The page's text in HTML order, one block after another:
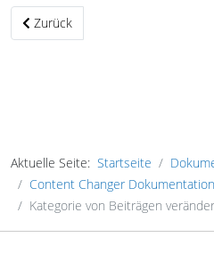
Vorheriger Beitrag: Content
Zurück
Aktuelle Seite: Startseite
Content Changer Dokumentation
Kategorie von Beiträgen